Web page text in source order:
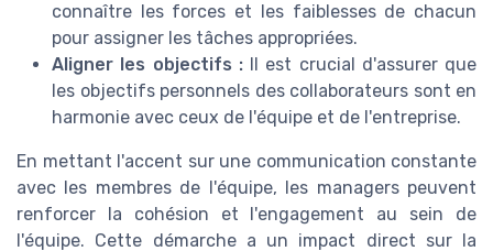
connaître les forces et les faiblesses de chacun
pour assigner les tâches appropriées.
Aligner les objectifs :Il est crucial d'assurer que
les objectifs personnels des collaborateurs sont en
harmonie avec ceux de l'équipe et de l'entreprise.
En mettant l'accent sur une communication constante
avec les membres de l'équipe, les managers peuvent
renforcer la cohésion et l'engagement au sein de
l'équipe. Cette démarche a un impact direct sur la